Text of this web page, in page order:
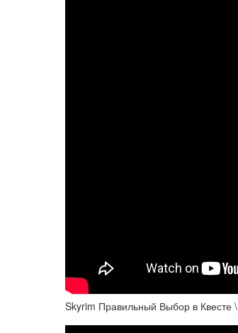
Skyrim Правильный Выбор в Квесте \